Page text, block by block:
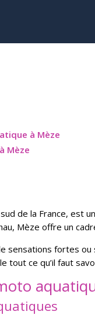
à Mèze
Mèze
de la France, est
Mèze offre un
sensations fortes
tout ce qu’il faut